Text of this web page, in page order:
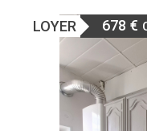
LOYER 678 €